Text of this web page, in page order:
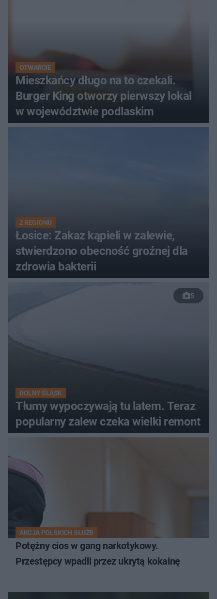
OTWARCIE
Mieszkańcy długo na to czekali.
Burger King otworzy pierwszy lokal
w województwie podlaskim
Z REGIONU
Łosice: Zakaz kąpieli w zalewie,
stwierdzono obecność groźnej dla
zdrowia bakterii
5
DOLNY ŚLĄSK
Tłumy wypoczywają tu latem. Teraz
popularny zalew czeka wielki remont
AKCJA POLSKICH SŁUŻB
Potężny cios w gang narkotykowy.
Przestępcy wpadli przez ukrytą kokainę